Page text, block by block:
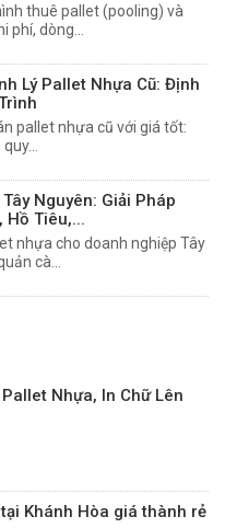
thuê pallet (pooling) và
phí, dòng...
Lý Pallet Nhựa Cũ: Định
pallet nhựa cũ với giá tốt:
Nguyên: Giải Pháp
Hồ Tiêu,...
nhựa cho doanh nghiệp Tây
cà...
Nhựa, In Chữ Lên
Khánh Hòa giá thành rẻ